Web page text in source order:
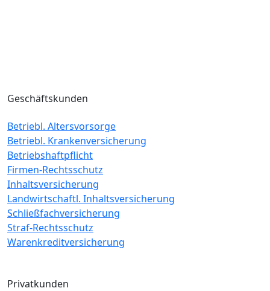
Geschäftskunden
Betriebl. Altersvorsorge
Betriebl. Krankenversicherung
Betriebshaftpflicht
Firmen-Rechtsschutz
Inhaltsversicherung
Landwirtschaftl. Inhaltsversicherung
Schließfachversicherung
Straf-Rechtsschutz
Warenkreditversicherung
Privatkunden